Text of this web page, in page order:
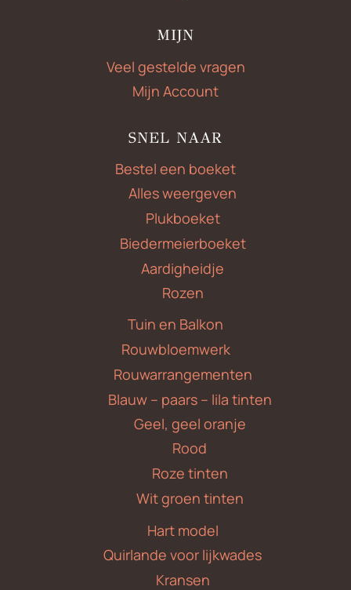
MIJN
Veel gestelde vragen
Mijn Account
SNEL NAAR
Bestel een boeket
Alles weergeven
Plukboeket
Biedermeierboeket
Aardigheidje
Rozen
Tuin en Balkon
Rouwbloemwerk
Rouwarrangementen
Blauw – paars – lila tinten
Geel, geel oranje
Rood
Roze tinten
Wit groen tinten
Hart model
Quirlande voor lijkwades
Kransen